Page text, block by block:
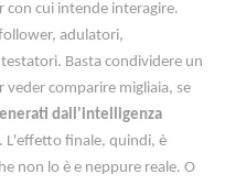
cui intende interagire.
adulatori,
Basta condividere un
comparire migliaia, se
dall'intelligenza
L'effetto finale, quindi, è
non lo è e neppure reale. O